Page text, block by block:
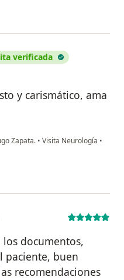
verificada
y carismático, ama
Zapata. • Visita Neurología •
documentos,
paciente, buen
recomendaciones